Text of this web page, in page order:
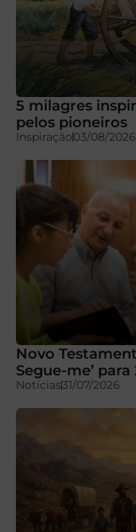
5 milagres
pelos pioneiros
Inspiração03/08/2026
Novo
Segue-me’ para
Notícias31/07/2026